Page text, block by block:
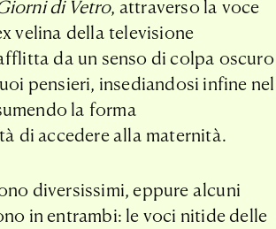
di Vetro, attraverso la voce
velina della televisione
da un senso di colpa oscuro
pensieri, insediandosi infine nel
la forma
di accedere alla maternità.
diversissimi, eppure alcuni
in entrambi: le voci nitide delle